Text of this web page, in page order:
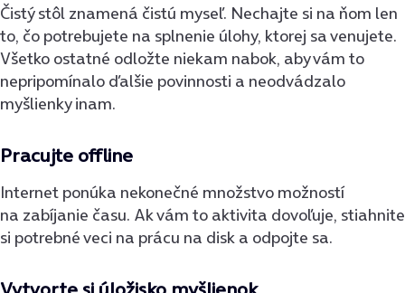
Čistý stôl znamená čistú myseľ. Nechajte si na ňom len
to, čo potrebujete na splnenie úlohy, ktorej sa venujete.
Všetko ostatné odložte niekam nabok, aby vám to
nepripomínalo ďalšie povinnosti a neodvádzalo
myšlienky inam.
Pracujte offline
Internet ponúka nekonečné množstvo možností
na zabíjanie času. Ak vám to aktivita dovoľuje, stiahnite
si potrebné veci na prácu na disk a odpojte sa.